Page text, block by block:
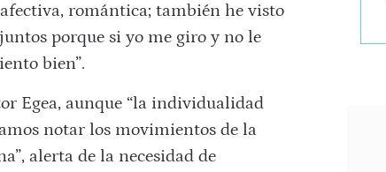
afectiva, romántica; también he visto
porque si yo me giro y no le
bien”.
Egea, aunque “la individualidad
notar los movimientos de la
alerta de la necesidad de